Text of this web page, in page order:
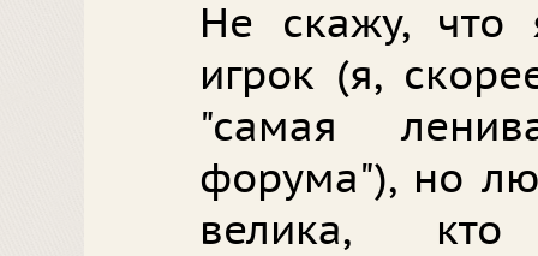
Не скажу, что
игрок (я,
"самая
форума"), но
велика,